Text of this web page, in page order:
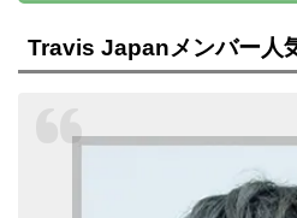
は？出典元：
は、Snow Man
Travis Japanメンバー人